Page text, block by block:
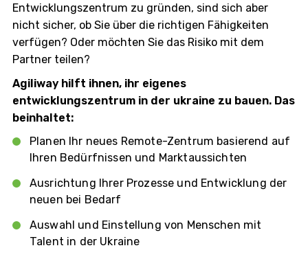
Entwicklungszentrum zu gründen, sind sich aber
nicht sicher, ob Sie über die richtigen Fähigkeiten
verfügen? Oder möchten Sie das Risiko mit dem
Partner teilen?
Agiliway hilft ihnen, ihr eigenes
entwicklungszentrum in der ukraine zu bauen. Das
beinhaltet:
Planen Ihr neues Remote-Zentrum basierend auf
Ihren Bedürfnissen und Marktaussichten
Ausrichtung Ihrer Prozesse und Entwicklung der
neuen bei Bedarf
Auswahl und Einstellung von Menschen mit
Talent in der Ukraine